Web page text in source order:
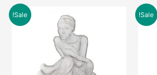
Sale!
Sale!